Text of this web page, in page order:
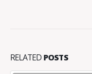
RELATED POSTS